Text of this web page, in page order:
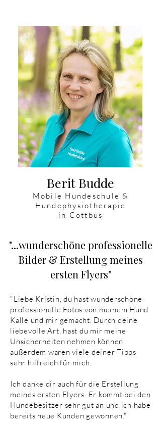
Berit Budde
Mobile Hundeschule &
Hundephysiotherapie
in Cottbus
"...wunderschöne professionelle
Bilder & Erstellung meines
ersten Flyers"
"Liebe Kristin, du hast wunderschöne
professionelle Fotos von meinem Hund
Kalle und mir gemacht. Durch deine
liebevolle Art, hast du mir meine
Unsicherheiten nehmen können,
außerdem waren viele deiner Tipps
sehr hilfreich für mich.
Ich danke dir auch für die Erstellung
meines ersten Flyers. Er kommt bei den
Hundebesitzer sehr gut an und ich habe
bereits neue Kunden gewonnen."